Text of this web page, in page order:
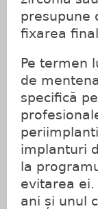
presupune
fixarea
Pe termen
de
specifică
implanturi
la
evitarea
ani și unul